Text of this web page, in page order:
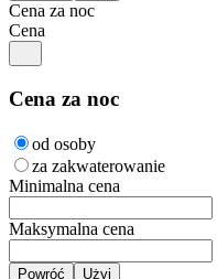
Cena za noc
Cena
Cena za noc
od osoby
za zakwaterowanie
Minimalna cena
Maksymalna cena